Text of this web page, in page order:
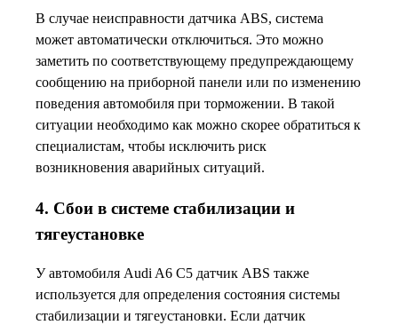
В случае неисправности датчика ABS, система
может автоматически отключиться. Это можно
заметить по соответствующему предупреждающему
сообщению на приборной панели или по изменению
поведения автомобиля при торможении. В такой
ситуации необходимо как можно скорее обратиться к
специалистам, чтобы исключить риск
возникновения аварийных ситуаций.
4. Сбои в системе стабилизации и
тягеустановке
У автомобиля Audi A6 C5 датчик ABS также
используется для определения состояния системы
стабилизации и тягеустановки. Если датчик